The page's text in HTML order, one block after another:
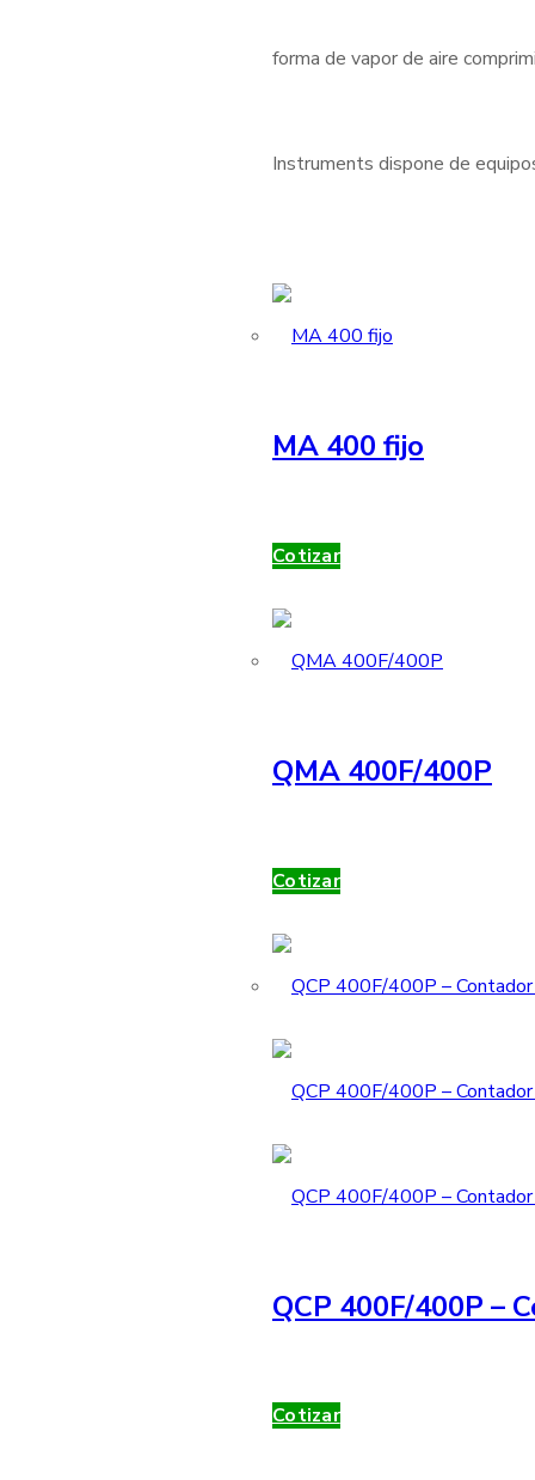
forma de vapor de aire
Instruments dispone de
MA 400 fijo
Cotizar
QMA 400F/400P
Cotizar
QCP 400F/400P –
Cotizar